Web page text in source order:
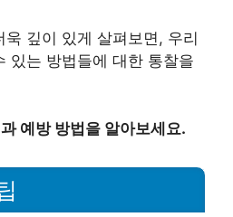
깊이 있게 살펴보면, 우리
있는 방법들에 대한 통찰을
예방 방법을 알아보세요.